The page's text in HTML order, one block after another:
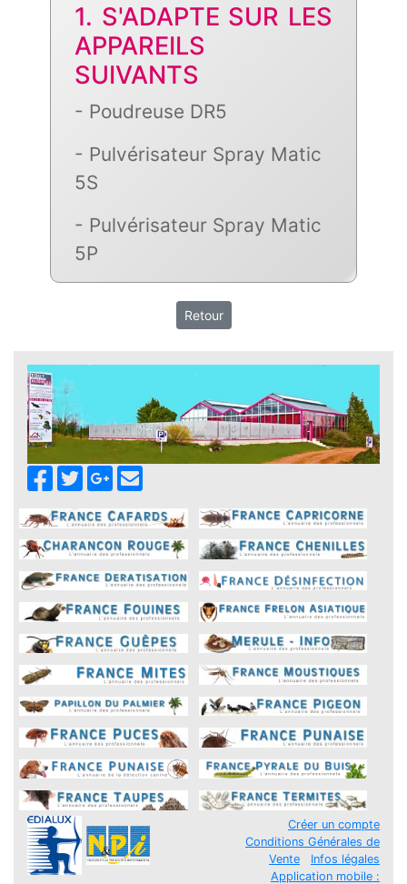
1. S'ADAPTE SUR LES
APPAREILS
SUIVANTS
- Poudreuse DR5
- Pulvérisateur Spray Matic
5S
- Pulvérisateur Spray Matic
5P
Retour
Créer un compte
Conditions Générales de
Vente
Infos légales
Application mobile :